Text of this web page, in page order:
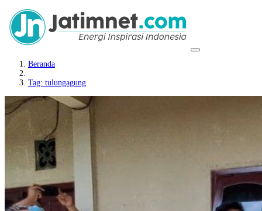
Beranda
Tag: tulungagung